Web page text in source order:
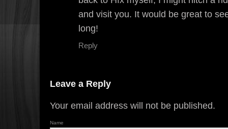
and visit you. It would be great to
long!
Reply
Leave a Reply
Your email address will not be published.
Name